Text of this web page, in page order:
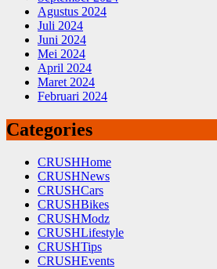
Agustus 2024
Juli 2024
Juni 2024
Mei 2024
April 2024
Maret 2024
Februari 2024
Categories
CRUSHHome
CRUSHNews
CRUSHCars
CRUSHBikes
CRUSHModz
CRUSHLifestyle
CRUSHTips
CRUSHEvents